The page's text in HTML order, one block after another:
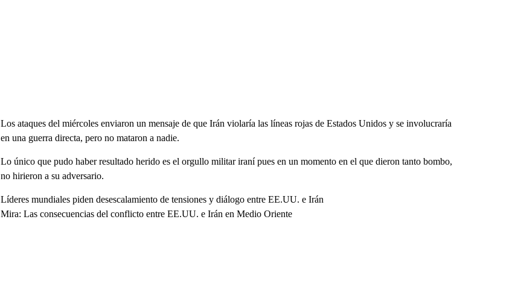
Los ataques del miércoles enviaron un mensaje de que Irán violaría las líneas rojas de Estados Unidos y se involucraría
en una guerra directa, pero no mataron a nadie.
Lo único que pudo haber resultado herido es el orgullo militar iraní pues en un momento en el que dieron tanto bombo,
no hirieron a su adversario.
Líderes mundiales piden desescalamiento de tensiones y diálogo entre EE.UU. e Irán
Mira: Las consecuencias del conflicto entre EE.UU. e Irán en Medio Oriente